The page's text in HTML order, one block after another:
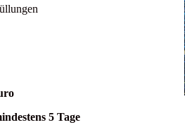
5 Tage